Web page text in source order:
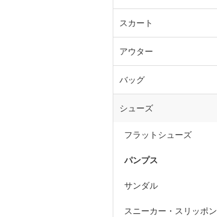
スカート
アウター
バッグ
シューズ
フラットシューズ
パンプス
サンダル
スニーカー・スリッポン